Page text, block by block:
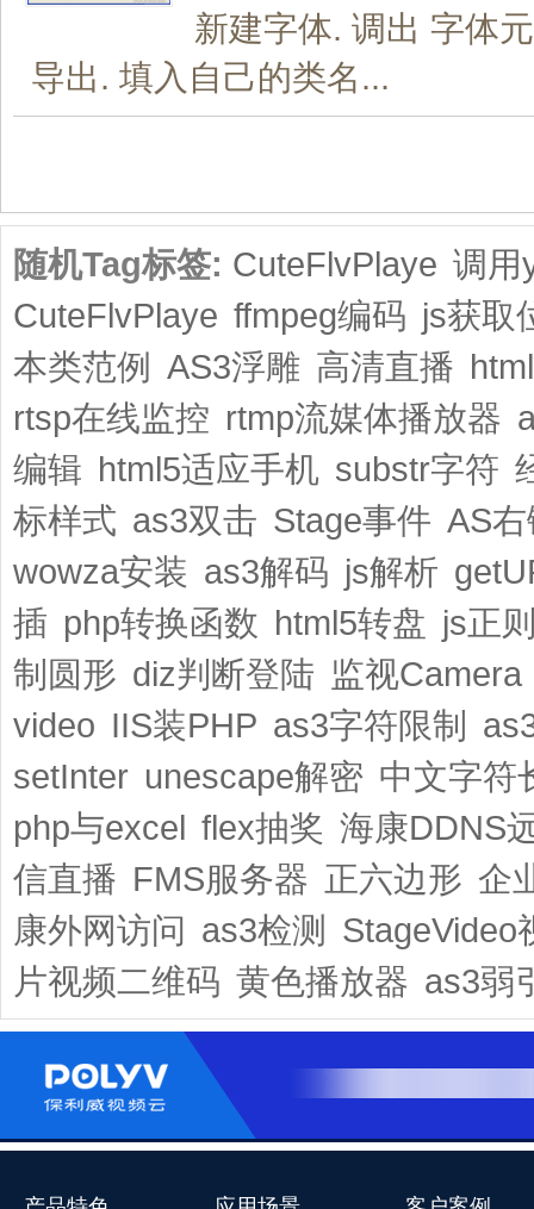
新建字体. 调出 字体
导出. 填入自己的类名...
随机Tag标签: CuteFlvPlaye 调用
CuteFlvPlaye ffmpeg编码 js获取
本类范例 AS3浮雕 高清直播
rtsp在线监控 rtmp流媒体播放器
编辑 html5适应手机 substr字符
标样式 as3双击 Stage事件 AS
wowza安装 as3解码 js解析
插 php转换函数 html5转盘 js正
制圆形 diz判断登陆 监视Camera
video IIS装PHP as3字符限制
setInter unescape解密 中文字符
php与excel flex抽奖 海康DDNS
信直播 FMS服务器 正六边形 企
康外网访问 as3检测
StageVideo
片视频二维码 黄色播放器 as3弱